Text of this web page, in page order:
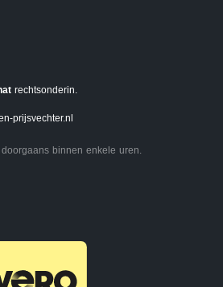
rechtsonderin.
prijsvechter.nl
binnen enkele uren.